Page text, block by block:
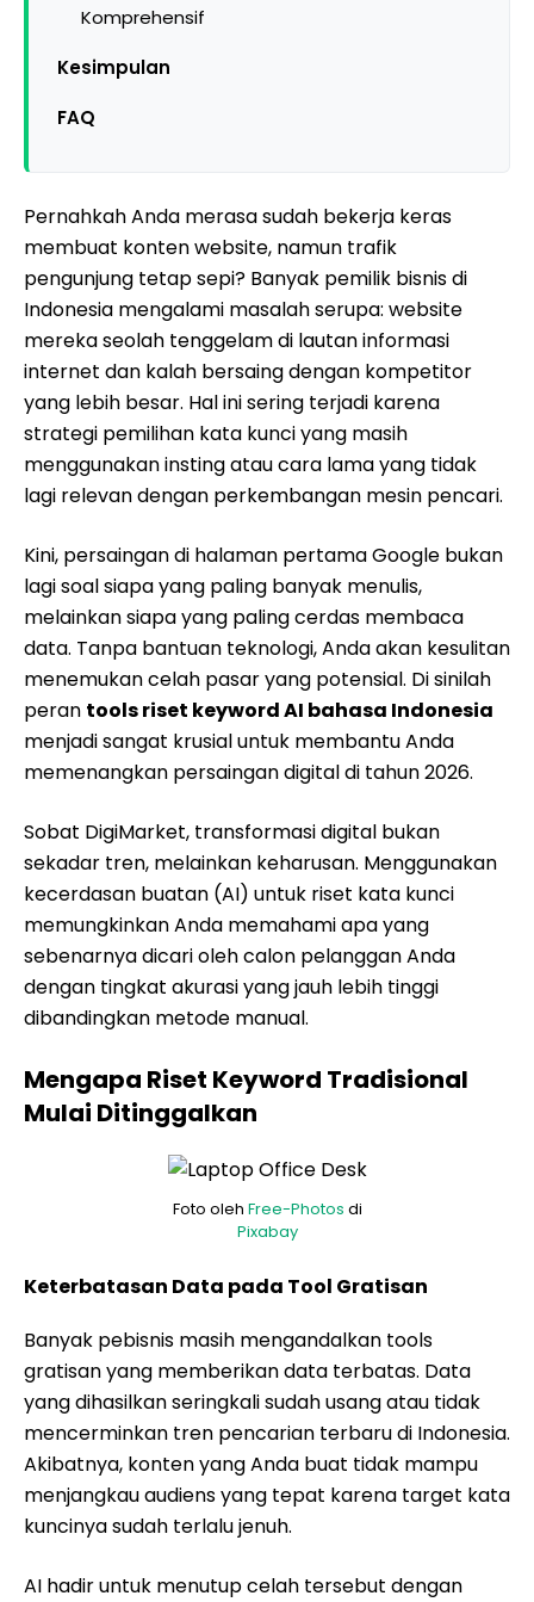
Komprehensif
Kesimpulan
FAQ
Pernahkah Anda merasa sudah bekerja keras
membuat konten website, namun trafik
pengunjung tetap sepi? Banyak pemilik bisnis di
Indonesia mengalami masalah serupa: website
mereka seolah tenggelam di lautan informasi
internet dan kalah bersaing dengan kompetitor
yang lebih besar. Hal ini sering terjadi karena
strategi pemilihan kata kunci yang masih
menggunakan insting atau cara lama yang tidak
lagi relevan dengan perkembangan mesin pencari.
Kini, persaingan di halaman pertama Google bukan
lagi soal siapa yang paling banyak menulis,
melainkan siapa yang paling cerdas membaca
data. Tanpa bantuan teknologi, Anda akan kesulitan
menemukan celah pasar yang potensial. Di sinilah
peran tools riset keyword AI bahasa Indonesia
menjadi sangat krusial untuk membantu Anda
memenangkan persaingan digital di tahun 2026.
Sobat DigiMarket, transformasi digital bukan
sekadar tren, melainkan keharusan. Menggunakan
kecerdasan buatan (AI) untuk riset kata kunci
memungkinkan Anda memahami apa yang
sebenarnya dicari oleh calon pelanggan Anda
dengan tingkat akurasi yang jauh lebih tinggi
dibandingkan metode manual.
Mengapa Riset Keyword Tradisional
Mulai Ditinggalkan
Foto oleh Free-Photos di
Pixabay
Keterbatasan Data pada Tool Gratisan
Banyak pebisnis masih mengandalkan tools
gratisan yang memberikan data terbatas. Data
yang dihasilkan seringkali sudah usang atau tidak
mencerminkan tren pencarian terbaru di Indonesia.
Akibatnya, konten yang Anda buat tidak mampu
menjangkau audiens yang tepat karena target kata
kuncinya sudah terlalu jenuh.
AI hadir untuk menutup celah tersebut dengan